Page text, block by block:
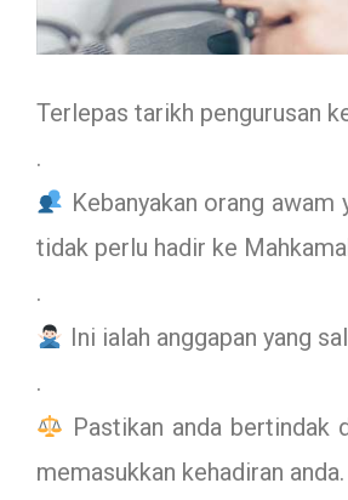
Terlepas tarikh pengurusan
.
Kebanyakan orang
tidak perlu hadir ke
.
Ini ialah anggapan yang
.
Pastikan anda bertindak
memasukkan kehadiran anda.